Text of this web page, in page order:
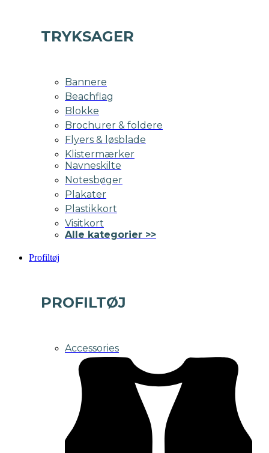
TRYKSAGER
Bannere
Beachflag
Blokke
Brochurer & foldere
Flyers & løsblade
Klistermærker
Navneskilte
Notesbøger
Plakater
Plastikkort
Visitkort
Alle kategorier >>
Profiltøj
PROFILTØJ
Accessories